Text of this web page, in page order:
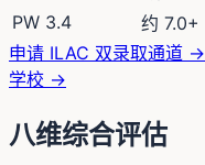
PW 3.4
约 7.0+
申请 ILAC 双录取通道 →
学校 →
八维综合评估